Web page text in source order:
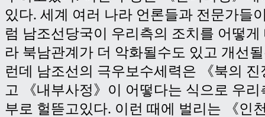
있다. 세계 여러 나라 언론들과 전문가들
럼 남조선당국이 우리측의 조치를 어떻
라 북남관계가 더 악화될수도 있고 개선
런데 남조선의 극우보수세력은 《북의
고 《내부사정》이 어떻다는 식으로 우
부로 헐뜯고있다. 이런 때에 벌리는 《인